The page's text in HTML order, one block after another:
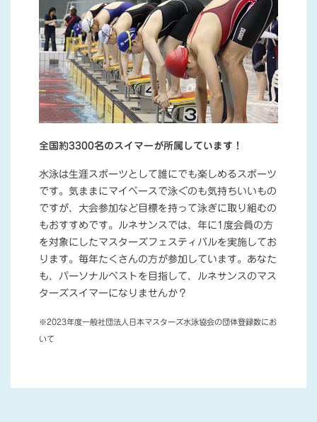
全国約3300名のスイマーが所属しています！
水泳は生涯スポーツとして誰にでも楽しめるスポーツ
です。気ままにマイペースで泳ぐのも気持ちいいもの
ですが、大会参加など目標を持って泳ぎに取り組むの
もおすすめです。ルネサンスでは、年に1度会員の方
を対象にしたマスターズフェスティバルを実施してお
ります。毎年たくさんの方が参加しています。あなた
も、パーソナルベストを目指して、ルネサンスのマス
ターズスイマーになりませんか？
※2023年度一般社団法人日本マスターズ水泳協会の団体登録数にお
いて